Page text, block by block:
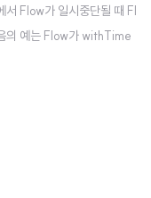
Flow가 일시중단될 때 Fl
의 예는 Flow가 withTime
= flow { for (i in 1..3)
main() = runBlockin